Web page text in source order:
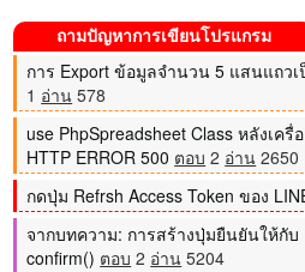
ถามปัญหาการเขียนโปรแกรม
การ Export ข้อมูลจำนวน 5 แสนแถวเ
1 อ่าน 578
use PhpSpreadsheet Class หลังเค
HTTP ERROR 500 ตอบ 2 อ่าน 2650
กดปุ่ม Refrsh Access Token ของ
จากบทความ: การสร้างปุ่มยืนยันให้กับ
confirm() ตอบ 2 อ่าน 5204